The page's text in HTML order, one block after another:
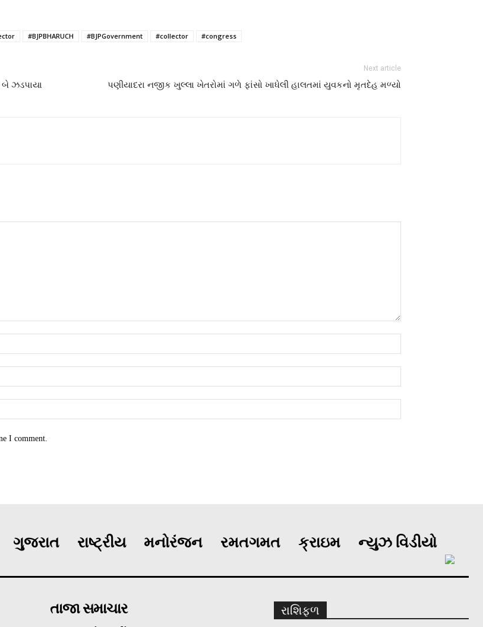
#BJPBHARUCH #BJPGovernment #collector #congress
બે ઝડપાયા
Next article
પણીયાદરા નજીક ખુલ્લા ખેતરોમાં ગળે ફાંસો ખાધેલી હાલતમાં યુવકનો મૃતદેહ મળ્યો
I comment.
ગુજરાત રાષ્ટ્રીય મનોરંજન રમતગમત ક્રાઇમ ન્યુઝ વિડીયો
તાજા સમાચાર રાશિફળ